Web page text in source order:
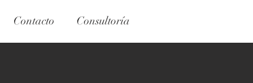
Contacto Consultoría